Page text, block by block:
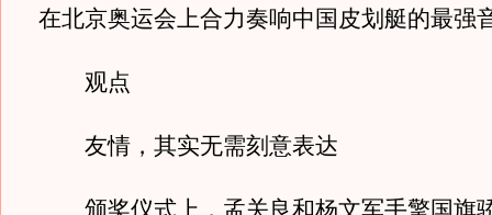
在北京奥运会上合力奏响中国皮划艇的最强
观点
友情，其实无需刻意表达
颁奖仪式上，孟关良和杨文军手擎国旗